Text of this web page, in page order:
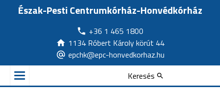
Észak-Pesti Centrumkórház-Honvédkórház
+36 1 465 1800
1134 Róbert Károly körút 44
epchk@epc-honvedkorhaz.hu
Keresés